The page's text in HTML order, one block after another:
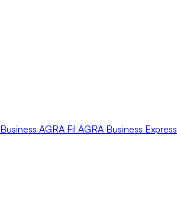
Business AGRA Fil AGRA Business Express